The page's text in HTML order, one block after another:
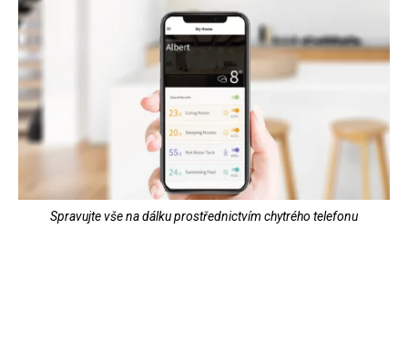
Spravujte vše na dálku prostřednictvím chytrého telefonu